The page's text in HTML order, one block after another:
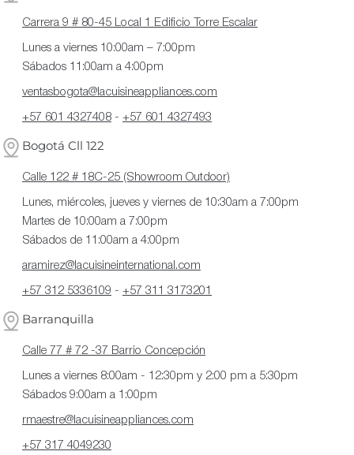
Carrera 9 # 80-45 Local 1 Edificio Torre Escalar
Lunes a viernes 10:00am – 7:00pm
Sábados 11:00am a 4:00pm
ventasbogota@lacuisineappliances.com
+57 601 4327408 - +57 601 4327493
Bogotá Cll 122
Calle 122 # 18C-25 (Showroom Outdoor)
Lunes, miércoles, jueves y viernes de 10:30am a 7:00pm
Martes de 10:00am a 7:00pm
Sábados de 11:00am a 4:00pm
aramirez@lacuisineinternational.com
+57 312 5336109 - +57 311 3173201
Barranquilla
Calle 77 # 72 -37 Barrio Concepción
Lunes a viernes 8:00am - 12:30pm y 2:00 pm a 5:30pm
Sábados 9:00am a 1:00pm
rmaestre@lacuisineappliances.com
+57 317 4049230